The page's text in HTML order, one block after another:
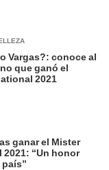
Vargas?: conoce al
que ganó el
2021
ganar el Mister
“Un honor